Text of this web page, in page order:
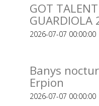
GOT
GUARDIOLA
2026-07-07 00:00:00
Banys
Erpion
2026-07-07 00:00:00